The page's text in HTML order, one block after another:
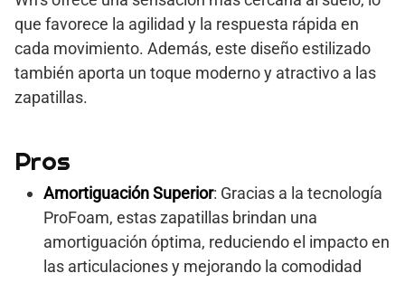
que favorece la agilidad y la respuesta rápida en
cada movimiento. Además, este diseño estilizado
también aporta un toque moderno y atractivo a las
zapatillas.
Pros
Amortiguación Superior: Gracias a la tecnología
ProFoam, estas zapatillas brindan una
amortiguación óptima, reduciendo el impacto en
las articulaciones y mejorando la comodidad